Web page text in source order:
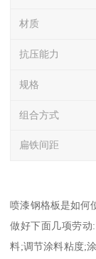
材质
抗压能力
规格
组合方式
扁铁间距
喷漆钢格板是如何
做好下面几项劳
料;调节涂料粘度;